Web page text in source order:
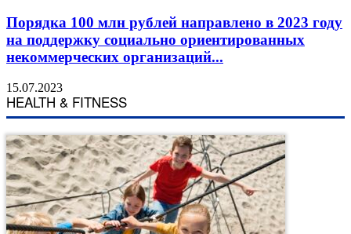
Порядка 100 млн рублей направлено в 2023 году
на поддержку социально ориентированных
некоммерческих организаций...
15.07.2023
HEALTH & FITNESS